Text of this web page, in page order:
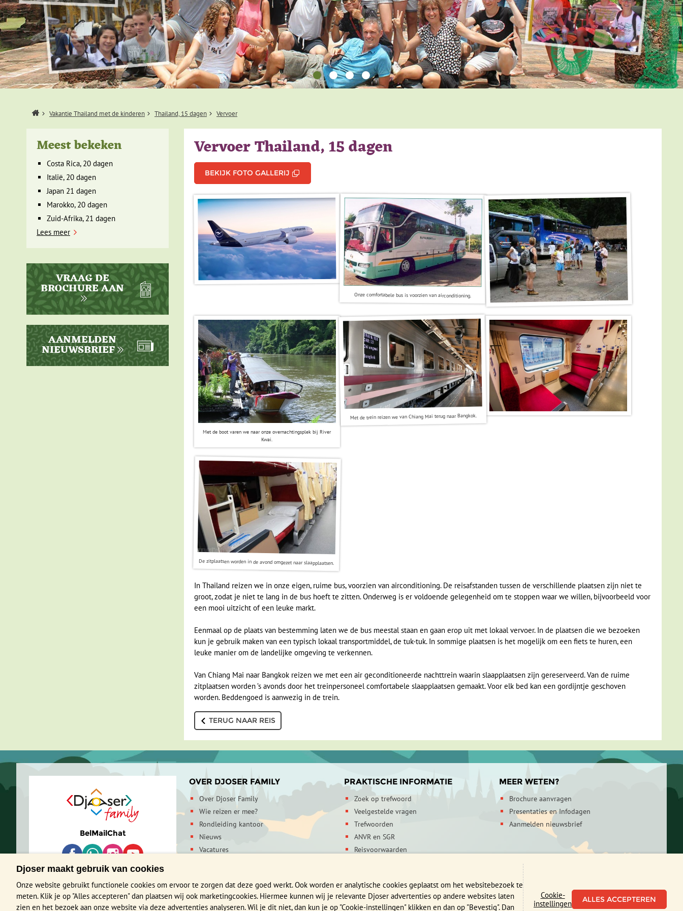
Home Vakantie Thailand met de kinderen Thailand, 15 dagen Vervoer
Vervoer Thailand, 15 dagen
BEKIJK FOTO GALLERIJ
Onze comfortabele bus is voorzien van airconditioning.
Met de boot varen we naar onze overnachtingsplek bij River
Kwai.
Met de trein reizen we van Chiang Mai terug naar Bangkok.
De zitplaatsen worden in de avond omgezet naar slaapplaatsen.
In Thailand reizen we in onze eigen, ruime bus, voorzien van airconditioning. De reisafstanden tussen de verschillende plaatsen zijn niet te
groot, zodat je niet te lang in de bus hoeft te zitten. Onderweg is er voldoende gelegenheid om te stoppen waar we willen, bijvoorbeeld voor
een mooi uitzicht of een leuke markt.
Eenmaal op de plaats van bestemming laten we de bus meestal staan en gaan erop uit met lokaal vervoer. In de plaatsen die we bezoeken
kun je gebruik maken van een typisch lokaal transportmiddel, de tuk-tuk. In sommige plaatsen is het mogelijk om een fiets te huren, een
leuke manier om de landelijke omgeving te verkennen.
Van Chiang Mai naar Bangkok reizen we met een air geconditioneerde nachttrein waarin slaapplaatsen zijn gereserveerd. Van de ruime
zitplaatsen worden ’s avonds door het treinpersoneel comfortabele slaapplaatsen gemaakt. Voor elk bed kan een gordijntje geschoven
worden. Beddengoed is aanwezig in de trein.
TERUG NAAR REIS
Meest bekeken
Costa Rica, 20 dagen
Italië, 20 dagen
Japan 21 dagen
Marokko, 20 dagen
Zuid-Afrika, 21 dagen
Lees meer
VRAAG DE
BROCHURE AAN
AANMELDEN
NIEUWSBRIEF
BelMailChat
OVER DJOSER FAMILY
Over Djoser Family
Wie reizen er mee?
Rondleiding kantoor
Nieuws
Vacatures
PRAKTISCHE INFORMATIE
Zoek op trefwoord
Veelgestelde vragen
Trefwoorden
ANVR en SGR
Reisvoorwaarden
Privacy verklaring
MEER WETEN?
Brochure aanvragen
Presentaties en Infodagen
Aanmelden nieuwsbrief
Djoser maakt gebruik van cookies
Onze website gebruikt functionele cookies om ervoor te zorgen dat deze goed werkt. Ook worden er analytische cookies geplaatst om het websitebezoek te
meten. Klik je op "Alles accepteren" dan plaatsen wij ook marketingcookies. Hiermee kunnen wij je relevante Djoser advertenties op andere websites laten
zien en het bezoek aan onze website via deze advertenties analyseren. Wil je dit niet, dan kun je op "Cookie-instellingen" klikken en dan op "Bevestig". Dan
Cookie-
instellingen
DE DJOSER FAMILY ×